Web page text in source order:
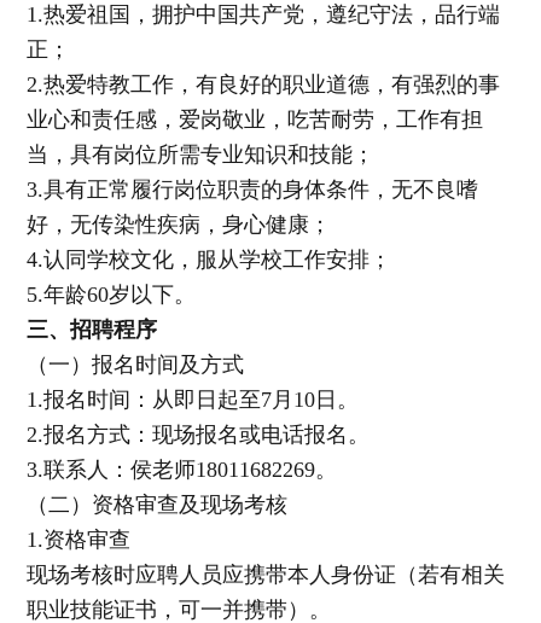
1.热爱祖国，拥护中国共产党，遵纪守法，品行端
正；
2.热爱特教工作，有良好的职业道德，有强烈的事
业心和责任感，爱岗敬业，吃苦耐劳，工作有担
当，具有岗位所需专业知识和技能；
3.具有正常履行岗位职责的身体条件，无不良嗜
好，无传染性疾病，身心健康；
4.认同学校文化，服从学校工作安排；
5.年龄60岁以下。
三、招聘程序
（一）报名时间及方式
1.报名时间：从即日起至7月10日。
2.报名方式：现场报名或电话报名。
3.联系人：侯老师18011682269。
（二）资格审查及现场考核
1.资格审查
现场考核时应聘人员应携带本人身份证（若有相关
职业技能证书，可一并携带）。